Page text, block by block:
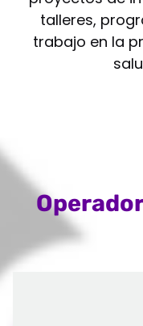
talleres,
trabajo en la